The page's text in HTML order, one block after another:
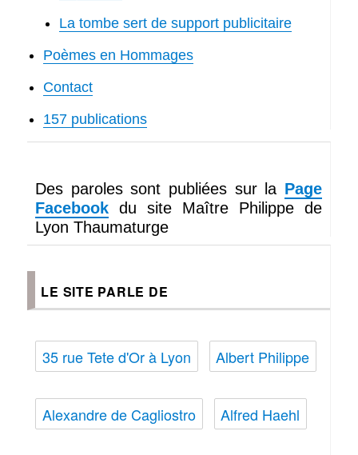
La tombe sert de support publicitaire
Poèmes en Hommages
Contact
157 publications
Des paroles sont publiées sur la Page
Facebook du site Maître Philippe de
Lyon Thaumaturge
LE SITE PARLE DE
35 rue Tete d'Or à Lyon Albert Philippe
Alexandre de Cagliostro Alfred Haehl